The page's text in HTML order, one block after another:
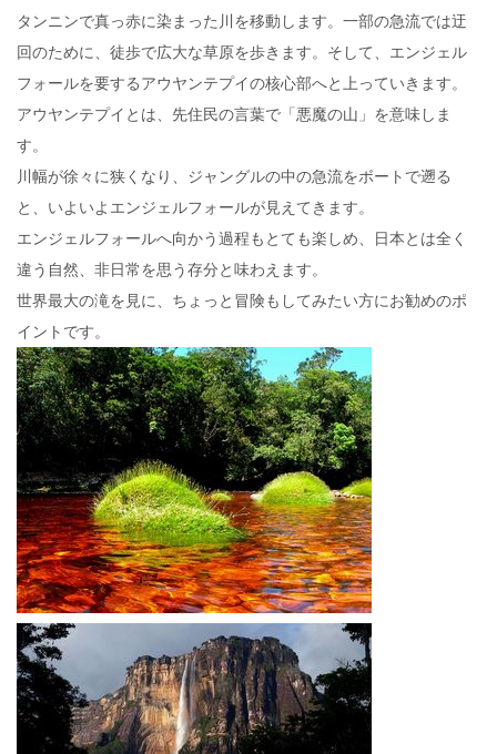
タンニンで真っ赤に染まった川を移動します。一部の急流では迂
回のために、徒歩で広大な草原を歩きます。そして、エンジェル
フォールを要するアウヤンテプイの核心部へと上っていきます。
アウヤンテプイとは、先住民の言葉で「悪魔の山」を意味しま
す。
川幅が徐々に狭くなり、ジャングルの中の急流をボートで遡る
と、いよいよエンジェルフォールが見えてきます。
エンジェルフォールへ向かう過程もとても楽しめ、日本とは全く
違う自然、非日常を思う存分と味わえます。
世界最大の滝を見に、ちょっと冒険もしてみたい方にお勧めのポ
イントです。